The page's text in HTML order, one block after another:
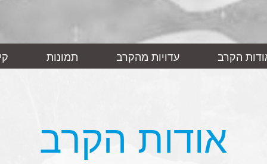
הקרב עדויות מהקרב תמונות
אודות הקרב